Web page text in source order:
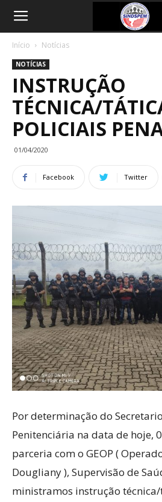
Início Notícias
NOTÍCIAS
INSTRUÇÃO
TÉCNICA/
POLICIAIS
01/04/2020
Facebook Twitter
Por determinação do
Penitenciária na data de hoje,
parceria com o GEOP (
Dougliany ), Supervisão de
ministramos instrução